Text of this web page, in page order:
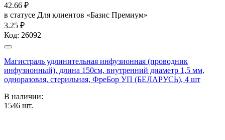
42.66 ₽
в статусе Для клиентов «Базис Премиум»
3.25 ₽
Код: 26092
Магистраль удлинительная инфузионная (проводник
инфузионный), длина 150см, внутренний диаметр 1,5 мм,
одноразовая, стерильная, ФреБор УП (БЕЛАРУСЬ), 4 шт
В наличии:
1546 шт.